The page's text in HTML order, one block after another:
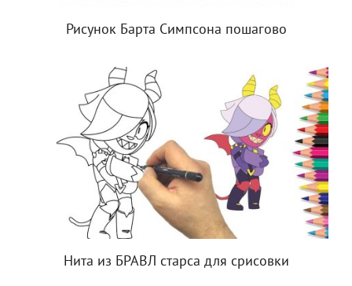
Рисунок Барта Симпсона пошагово
Нита из БРАВЛ старса для срисовки